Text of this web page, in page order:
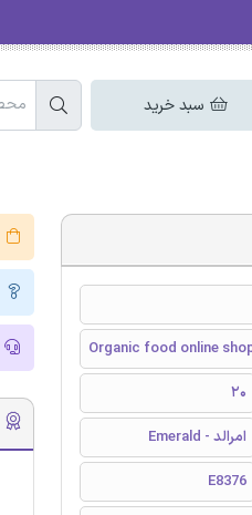
سبد خرید
Organic food online
20
امرالد - Emerald
E8376